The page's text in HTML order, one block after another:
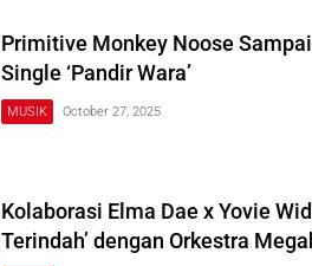
Primitive Monkey Noose
Single ‘Pandir Wara’
MUSIK October 27, 2025
Kolaborasi Elma Dae x Yovie
Terindah’ dengan Orkestra